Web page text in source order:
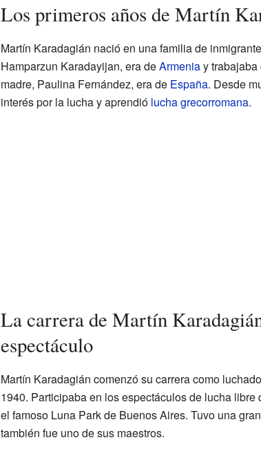
Los primeros años de Martín
Martín Karadagián nació en una familia de
Hamparzun Karadayijan, era deArmeniay trabajaba
madre, Paulina Fernández, era de España. Desde
interés por la lucha y aprendió lucha grecorromana.
La carrera de Martín
espectáculo
Martín Karadagián comenzó su carrera como
1940. Participaba en los espectáculos de lucha libre
el famoso Luna Park de Buenos Aires. Tuvo una
también fue uno de sus maestros.